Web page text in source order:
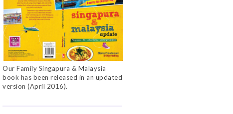
Our Family Singapura & Malaysia
book has been released in an updated
version (April 2016).